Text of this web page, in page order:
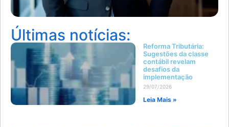
Últimas notícias:
Reforma Tributária:
Sugestões da classe
contábil revelam
desafios da
implementação
29/07/2026
Leia Mais »